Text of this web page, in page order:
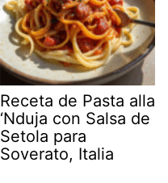
Receta de Pasta alla
‘Nduja con Salsa de
Setola para
Soverato, Italia